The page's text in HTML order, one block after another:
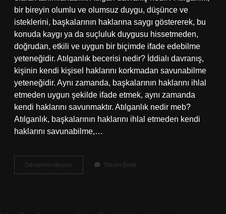
bir bireyin olumlu ve olumsuz duygu, düşünce ve
isteklerini, başkalarının haklarına saygı göstererek, bu
konuda kaygı ya da suçluluk duygusu hissetmeden,
doğrudan, etkili ve uygun bir biçimde ifade edebilme
yeteneğidir. Atılganlık becerisi nedir? İddialı davranış,
kişinin kendi kişisel haklarını korkmadan savunabilme
yeteneğidir. Aynı zamanda, başkalarının haklarını ihlal
etmeden uygun şekilde ifade etmek, aynı zamanda
kendi haklarını savunmaktır. Atılganlık nedir meb?
Atılganlık, başkalarının haklarını ihlal etmeden kendi
haklarını savunabilme,…
Devamını okuyun
Olmamak
Yorum Bırak